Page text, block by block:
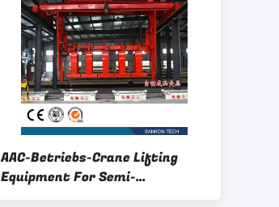
AAC-Betriebs-Crane Lifting
Equipment For Semi-
Endprodukt